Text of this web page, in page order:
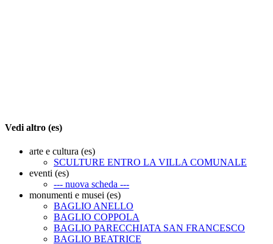
Vedi altro (es)
arte e cultura (es)
SCULTURE ENTRO LA VILLA COMUNALE
eventi (es)
--- nuova scheda ---
monumenti e musei (es)
BAGLIO ANELLO
BAGLIO COPPOLA
BAGLIO PARECCHIATA SAN FRANCESCO
BAGLIO BEATRICE